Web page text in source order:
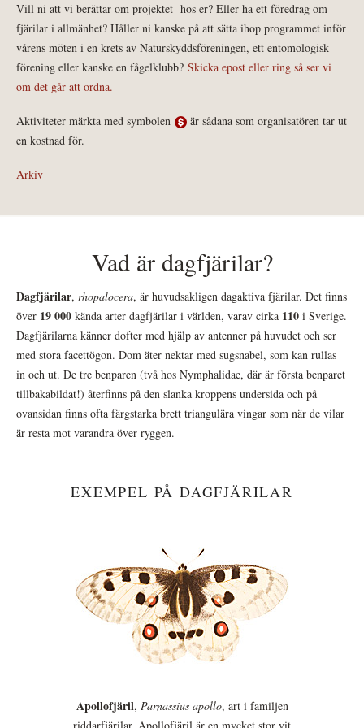
Vill ni att vi berättar om projektet hos er? Eller ha ett föredrag om
fjärilar i allmänhet? Håller ni kanske på att sätta ihop programmet inför
vårens möten i en krets av Naturskyddsföreningen, ett entomologisk
förening eller kanske en fågelklubb? Skicka epost eller ring så ser vi
om det går att ordna.
Aktiviteter märkta med symbolen
är sådana som organisatören tar ut
en kostnad för.
Arkiv
Vad är dagfjärilar?
Dagfjärilar, rhopalocera, är huvudsakligen dagaktiva fjärilar. Det finns
över 19 000 kända arter dagfjärilar i världen, varav cirka 110 i Sverige.
Dagfjärilarna känner dofter med hjälp av antenner på huvudet och ser
med stora facettögon. Dom äter nektar med sugsnabel, som kan rullas
in och ut. De tre benparen (två hos Nymphalidae, där är första benparet
tillbakabildat!) återfinns på den slanka kroppens undersida och på
ovansidan finns ofta färgstarka brett triangulära vingar som när de vilar
är resta mot varandra över ryggen.
EXEMPEL PÅ DAGFJÄRILAR
Apollofjäril, Parnassius apollo, art i familjen